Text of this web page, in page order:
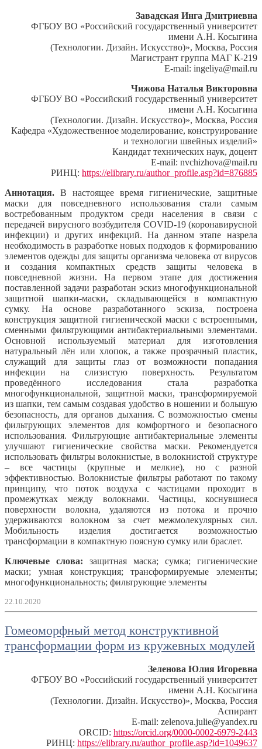
Завадская Инга Дмитриевна
ФГБОУ ВО «Российский государственный университет
имени А.Н. Косыгина
(Технологии. Дизайн. Искусство)», Москва, Россия
Магистрант группа МАГ К-219
E-mail: ingeliya@mail.ru
Чижова Наталья Викторовна
ФГБОУ ВО «Российский государственный университет
имени А.Н. Косыгина
(Технологии. Дизайн. Искусство)», Москва, Россия
Кафедра «Художественное моделирование, конструирование
и технологии швейных изделий»
Кандидат технических наук, доцент
E-mail: nvchizhova@mail.ru
РИНЦ: https://elibrary.ru/author_profile.asp?id=876885
Аннотация. В настоящее время гигиенические, защитные
маски для повседневного использования стали самым
востребованным продуктом среди населения в связи с
передачей вирусного возбудителя COVID‑19 (коронавирусной
инфекции) и других инфекций. На данном этапе назрела
необходимость в разработке новых подходов к формированию
элементов одежды для защиты организма человека от вирусов
и создания компактных средств защиты человека в
повседневной жизни. На первом этапе для достижения
поставленной задачи разработан эскиз многофункциональной
защитной шапки-маски, складывающейся в компактную
сумку. На основе разработанного эскиза, построена
конструкция защитной гигиенической маски с встроенными,
сменными фильтрующими антибактериальными элементами.
Основной используемый материал для изготовления
натуральный лён или хлопок, а также прозрачный пластик,
служащий для защиты глаз от возможности попадания
инфекции на слизистую поверхность. Результатом
проведённого исследования стала разработка
многофункциональной, защитной маски, трансформируемой
из шапки, тем самым создавая удобство в ношении и большую
безопасность, для органов дыхания. С возможностью смены
фильтрующих элементов для комфортного и безопасного
использования. Фильтрующие антибактериальные элементы
улучшают гигиенические свойства маски. Рекомендуется
использовать фильтры волокнистые, в волокнистой структуре
– все частицы (крупные и мелкие), но с разной
эффективностью. Волокнистые фильтры работают по такому
принципу, что поток воздуха с частицами проходит в
промежутках между волокнами. Частицы, коснувшиеся
поверхности волокна, удаляются из потока и прочно
удерживаются волокном за счет межмолекулярных сил.
Мобильность изделия достигается возможностью
трансформации в компактную поясную сумку или браслет.
Ключевые слова: защитная маска; сумка; гигиенические
маски; умная конструкция; трансформируемые элементы;
многофункциональность; фильтрующие элементы
22.10.2020
Гомеоморфный метод конструктивной
трансформации форм из кружевных модулей
Зеленова Юлия Игоревна
ФГБОУ ВО «Российский государственный университет
имени А.Н. Косыгина
(Технологии. Дизайн. Искусство)», Москва, Россия
Аспирант
E-mail: zelenova.julie@yandex.ru
ORCID: https://orcid.org/0000-0002-6979-2443
РИНЦ: https://elibrary.ru/author_profile.asp?id=1049637